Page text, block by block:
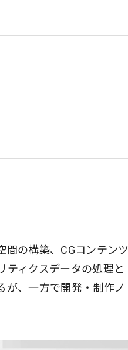
の構築、CGコンテンツ
ティクスデータの処理と
が、一方で開発・制作ノ